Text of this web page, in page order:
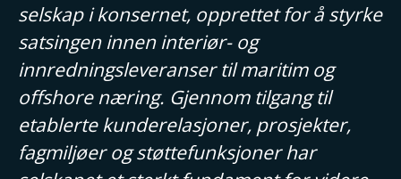
selskap i konsernet, opprettet for å styrke
satsingen innen interiør- og
innredningsleveranser til maritim og
offshore næring. Gjennom tilgang til
etablerte kunderelasjoner, prosjekter,
fagmiljøer og støttefunksjoner har